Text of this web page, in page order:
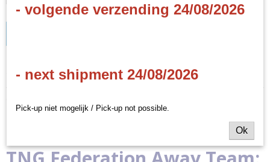
Specificaties
STA006
Productcode leverancier
Gale Force Nine
Star Trek: Away Missions -
- volgende verzending 24/08/2026
- next shipment 24/08/2026
Pick-up niet mogelijk / Pick-up not possible.
Ok